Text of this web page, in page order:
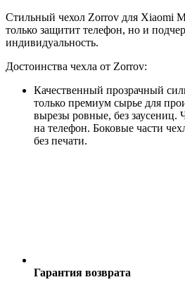
Стильный чехол Zorrov для Xiaomi
только защитит телефон, но и
индивидуальность.
Достоинства чехла от Zorrov:
Качественный прозрачный
только премиум сырье для
вырезы ровные, без заусениц.
на телефон. Боковые части
без печати.
Гарантия возврата